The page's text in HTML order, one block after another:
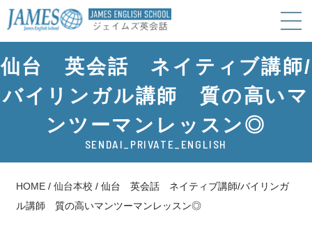
仙台 英会話 ネイティブ講師/
バイリンガル講師 質の高いマ
ンツーマンレッスン◎
SENDAI_PRIVATE_ENGLISH
HOME /仙台本校 /仙台 英会話 ネイティブ講師/バイリンガ
ル講師 質の高いマンツーマンレッスン◎